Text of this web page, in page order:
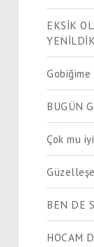
EKSİK
Gobiğime
BUGÜN
Çok mu
BEN DE
HOCAM